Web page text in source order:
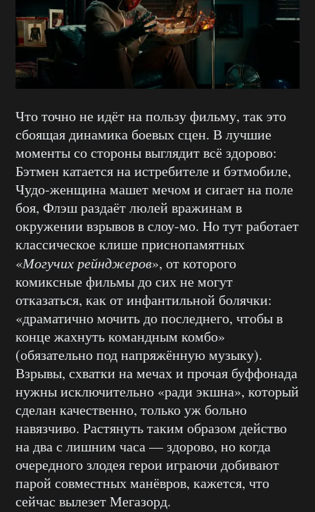
Что точно не идёт на пользу фильму, так это
сбоящая динамика боевых сцен. В лучшие
моменты со стороны выглядит всё здорово:
Бэтмен катается на истребителе и бэтмобиле,
Чудо-женщина машет мечом и сигает на поле
боя, Флэш раздаёт люлей вражинам в
окружении взрывов в слоу-мо. Но тут работает
классическое клише приснопамятных
«Могучих рейнджеров», от которого
комиксные фильмы до сих не могут
отказаться, как от инфантильной болячки:
«драматично мочить до последнего, чтобы в
конце жахнуть командным комбо»
(обязательно под напряжённую музыку).
Взрывы, схватки на мечах и прочая буффонада
нужны исключительно «ради экшна», который
сделан качественно, только уж больно
навязчиво. Растянуть таким образом действо
на два с лишним часа — здорово, но когда
очередного злодея герои играючи добивают
парой совместных манёвров, кажется, что
сейчас вылезет Мегазорд.